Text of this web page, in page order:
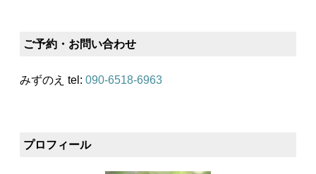
ご予約・お問い合わせ
みずのえ tel: 090-6518-6963
プロフィール